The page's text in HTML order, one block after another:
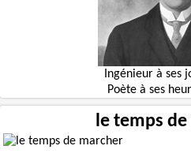
Ingénieur à ses
Poète à ses
le temps